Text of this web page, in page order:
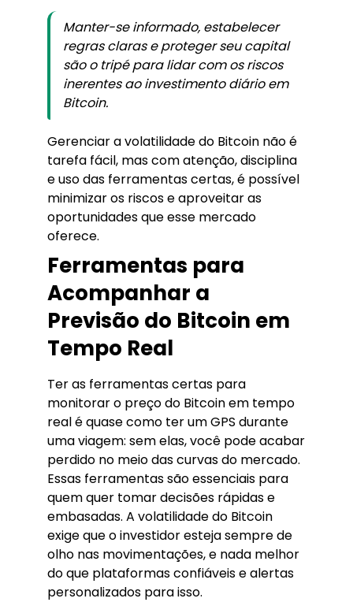
Manter-se informado, estabelecer
regras claras e proteger seu capital
são o tripé para lidar com os riscos
inerentes ao investimento diário em
Bitcoin.
Gerenciar a volatilidade do Bitcoin não é
tarefa fácil, mas com atenção, disciplina
e uso das ferramentas certas, é possível
minimizar os riscos e aproveitar as
oportunidades que esse mercado
oferece.
Ferramentas para
Acompanhar a
Previsão do Bitcoin em
Tempo Real
Ter as ferramentas certas para
monitorar o preço do Bitcoin em tempo
real é quase como ter um GPS durante
uma viagem: sem elas, você pode acabar
perdido no meio das curvas do mercado.
Essas ferramentas são essenciais para
quem quer tomar decisões rápidas e
embasadas. A volatilidade do Bitcoin
exige que o investidor esteja sempre de
olho nas movimentações, e nada melhor
do que plataformas confiáveis e alertas
personalizados para isso.